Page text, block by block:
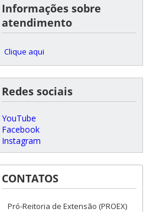
Informações sobre
atendimento
Clique aqui
Redes sociais
YouTube
Facebook
Instagram
CONTATOS
Pró-Reitoria de Extensão (PROEX)